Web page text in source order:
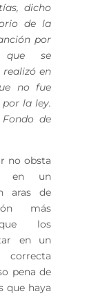
dicho
de la
por
que se
en
no fue
la ley.
de
no obsta
en un
aras de
más
que los
en un
pena de
que haya